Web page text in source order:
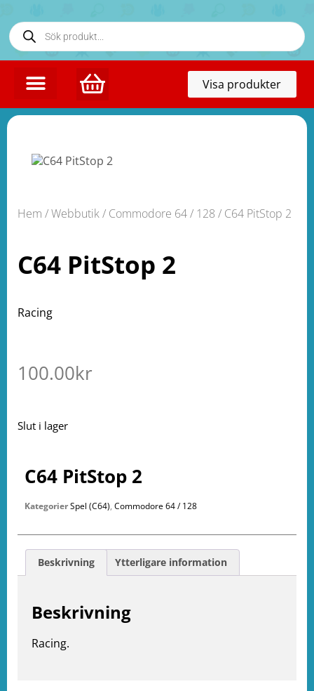
Visa produkter
Hem /Webbutik/ Commodore 64 / 128 / C64 PitStop 2
C64 PitStop 2
Racing
100.00kr
Slut i lager
C64 PitStop 2
KategorierSpel (C64), Commodore 64 / 128
Beskrivning Ytterligare information
Beskrivning
Racing.